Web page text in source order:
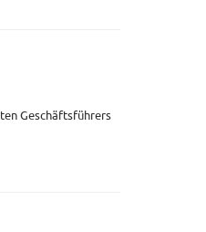
Geschäftsführers